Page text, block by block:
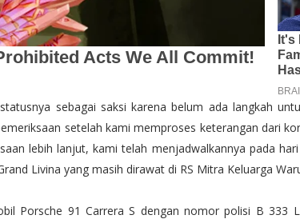
sebagai saksi karena belum ada langkah
setelah kami memproses keterangan dari
lebih lanjut, kami telah menjadwalkannya pada
Livina yang masih dirawat di RS Mitra Keluarga
Porsche 91 Carrera S dengan nomor polisi B 333